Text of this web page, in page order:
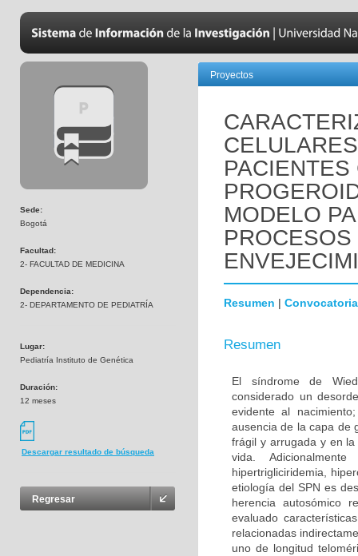
Sede:
Bogotá
Facultad:
2- FACULTAD DE MEDICINA
Dependencia:
2- DEPARTAMENTO DE PEDIATRÍA
Lugar:
Pediatría Instituto de Genética
Duración:
12 meses
Descargar resultado de búsqueda
Regresar
Proyectos
MODELO
Resumen | Convocatoria
Resumen
El síndrome de
considerado un
evidente al
ausencia de la capa de
frágil y arrugada y en
vida.
hipertrigliciridemia,
etiología del SPN es
herencia autosómico
evaluado
relacionadas
uno de longitud